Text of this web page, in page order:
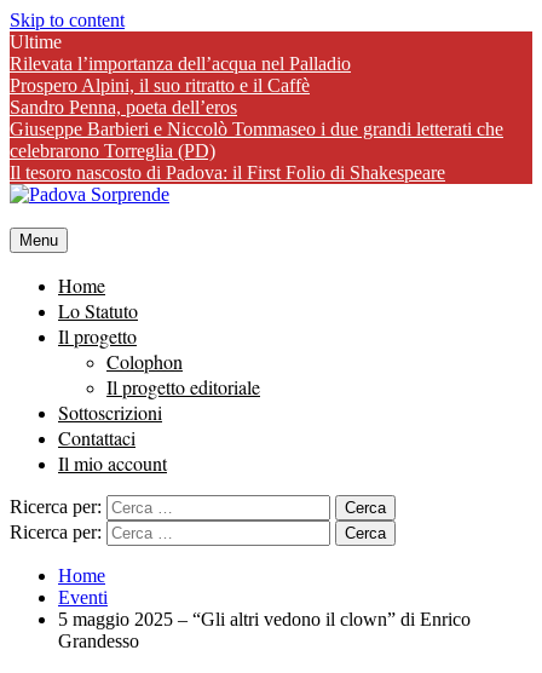
Skip to content
Ultime
Rilevata l’importanza dell’acqua nel Palladio
Prospero Alpini, il suo ritratto e il Caffè
Sandro Penna, poeta dell’eros
Giuseppe Barbieri e Niccolò Tommaseo i due grandi letterati che
celebrarono Torreglia (PD)
Il tesoro nascosto di Padova: il First Folio di Shakespeare
Menu
Home
Lo Statuto
Il progetto
Colophon
Il progetto editoriale
Sottoscrizioni
Contattaci
Il mio account
Ricerca per:
Ricerca per:
Home
Eventi
5 maggio 2025 – “Gli altri vedono il clown” di Enrico
Grandesso